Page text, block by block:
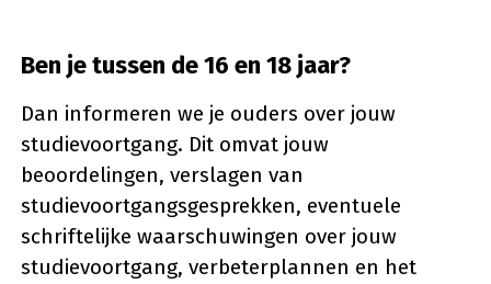
Ben je tussen de 16 en 18 jaar?
Dan informeren we je ouders over jouw
studievoortgang. Dit omvat jouw
beoordelingen, verslagen van
studievoortgangsgesprekken, eventuele
schriftelijke waarschuwingen over jouw
studievoortgang, verbeterplannen en het